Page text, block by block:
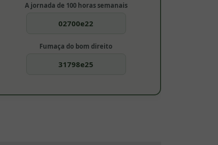
A jornada de 100 horas semanais
02700e22
Fumaça do bom direito
31798e25